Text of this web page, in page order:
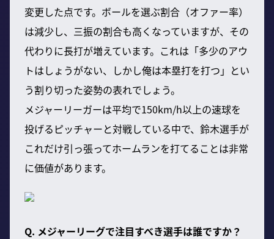
変更した点です。ボールを選ぶ割合（オファー率）
は減少し、三振の割合も高くなっていますが、その
代わりに長打が増えています。これは「多少のアウ
トはしょうがない、しかし俺は本塁打を打つ」とい
う割り切った姿勢の表れでしょう。
メジャーリーガーは平均で150km/h以上の速球を
投げるピッチャーと対戦している中で、鈴木選手が
これだけ引っ張ってホームランを打てることは非常
に価値があります。
Q. メジャーリーグで注目すべき選手は誰ですか？